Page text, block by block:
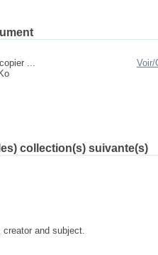
...
Voir/
collection(s) suivante(s)
and subject.